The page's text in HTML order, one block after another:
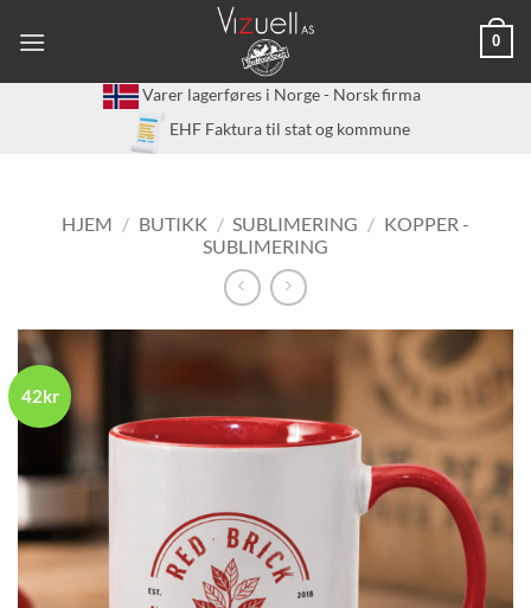
0
Varer lagerføres i Norge - Norsk firma
EHF Faktura til stat og kommune
HJEM / BUTIKK / SUBLIMERING / KOPPER -
SUBLIMERING
42kr